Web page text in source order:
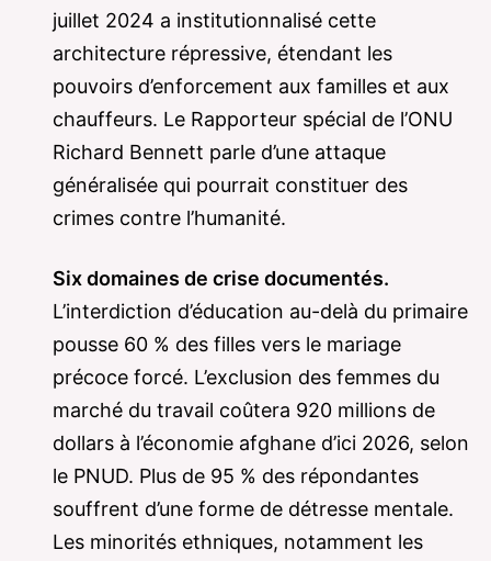
juillet 2024 a institutionnalisé cette
architecture répressive, étendant les
pouvoirs d’enforcement aux familles et aux
chauffeurs. Le Rapporteur spécial de l’ONU
Richard Bennett parle d’une attaque
généralisée qui pourrait constituer des
crimes contre l’humanité.
Six domaines de crise documentés.
L’interdiction d’éducation au-delà du primaire
pousse 60 % des filles vers le mariage
précoce forcé. L’exclusion des femmes du
marché du travail coûtera 920 millions de
dollars à l’économie afghane d’ici 2026, selon
le PNUD. Plus de 95 % des répondantes
souffrent d’une forme de détresse mentale.
Les minorités ethniques, notamment les